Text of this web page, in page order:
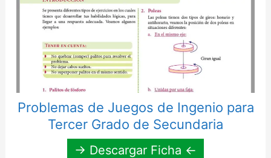
Problemas de Juegos de Ingenio para
Tercer Grado de Secundaria
→ Descargar Ficha ←